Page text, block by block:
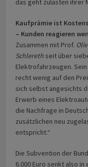
Kaufprämie ist
– Kunden reagieren
Zusammen mit Prof.
Schlereth seit über
Elektrofahrzeugen.
recht wenig auf den
sich selbst angesichts
Erwerb eines
die Nachfrage in
zusätzlichen neu
entspricht.“
Die Subvention der
6.000 Euro senkt also